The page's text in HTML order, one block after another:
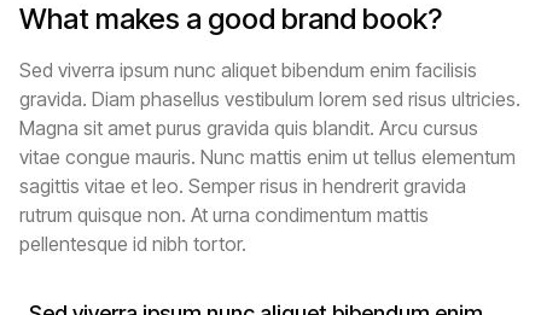
What makes a good brand book?
Sed viverra ipsum nunc aliquet bibendum enim facilisis
gravida. Diam phasellus vestibulum lorem sed risus ultricies.
Magna sit amet purus gravida quis blandit. Arcu cursus
vitae congue mauris. Nunc mattis enim ut tellus elementum
sagittis vitae et leo. Semper risus in hendrerit gravida
rutrum quisque non. At urna condimentum mattis
pellentesque id nibh tortor.